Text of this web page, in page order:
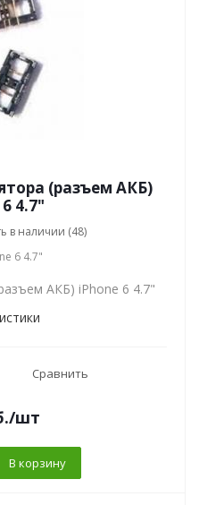
(разъем АКБ)
4.7"
в наличии (48)
6 4.7"
АКБ) iPhone 6 4.7"
Сравнить
/шт
В корзину